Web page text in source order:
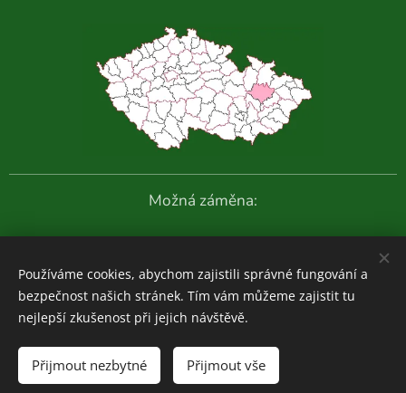
Možná záměna:
Další fotografie:
Houboviny © 2020-2026
Zajímavosti z vlastních průzkumů:
ZDE
Používáme cookies, abychom zajistili správné fungování a
bezpečnost našich stránek. Tím vám můžeme zajistit tu
nejlepší zkušenost při jejich návštěvě.
Přijmout nezbytné Přijmout vše